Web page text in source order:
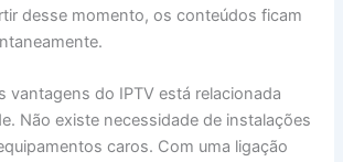
desse momento, os conteúdos ficam
vantagens do IPTV está relacionada
Não existe necessidade de instalações
caros. Com uma ligação